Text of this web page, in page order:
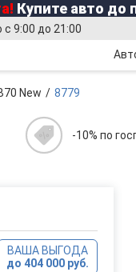
! Купите авто до
9:00 до 21:00
New 8779
-10% по
ВАША ВЫГОДА
до 404 000 руб.